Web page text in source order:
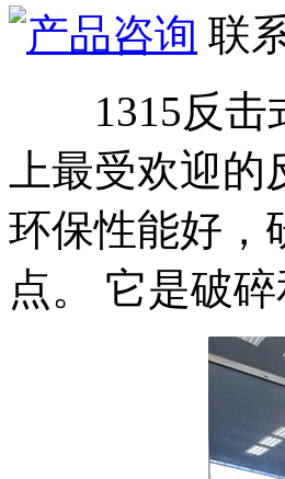
联
1315反
上最受欢迎
环保性能好，
点。 它是破